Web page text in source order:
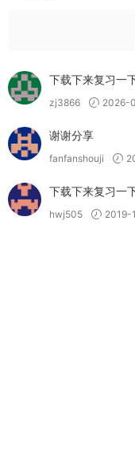
下载下来复习一
zj3866 2026-
谢谢分享
fanfanshouji
下载下来复习一
hwj505 2019-